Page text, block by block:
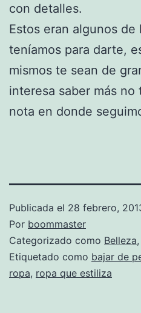
con detalles.
Estos eran algunos de
teníamos para darte,
mismos te sean de
interesa saber más no
nota en donde
Publicada el 28 febrero,
Por boommaster
Categorizado como Belleza,
Etiquetado como bajar de
ropa, ropa que estiliza